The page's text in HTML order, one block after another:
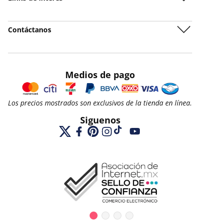
Contáctanos
Medios de pago
Los precios mostrados son exclusivos de la tienda en línea.
Siguenos
X Facebook
PinterestInstagram
TikTokYouTube